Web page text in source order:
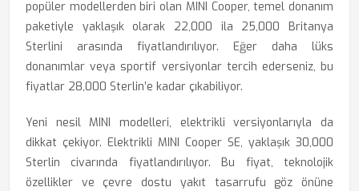
popüler modellerden biri olan MINI Cooper, temel donanım
paketiyle yaklaşık olarak 22,000 ila 25,000 Britanya
Sterlini arasında fiyatlandırılıyor. Eğer daha lüks
donanımlar veya sportif versiyonlar tercih ederseniz, bu
fiyatlar 28,000 Sterlin’e kadar çıkabiliyor.
Yeni nesil MINI modelleri, elektrikli versiyonlarıyla da
dikkat çekiyor. Elektrikli MINI Cooper SE, yaklaşık 30,000
Sterlin civarında fiyatlandırılıyor. Bu fiyat, teknolojik
özellikler ve çevre dostu yakıt tasarrufu göz önüne